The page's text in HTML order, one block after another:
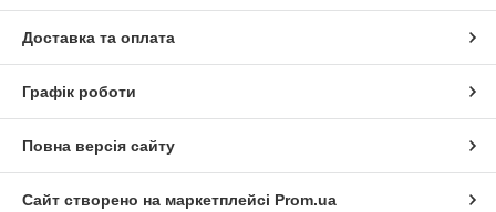
Доставка та оплата
Графік роботи
Повна версія сайту
Сайт створено на маркетплейсі Prom.ua